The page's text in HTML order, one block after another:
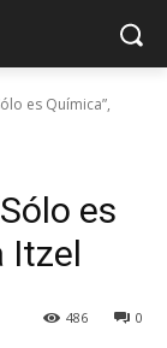
es Química”,
es
Itzel
0
486